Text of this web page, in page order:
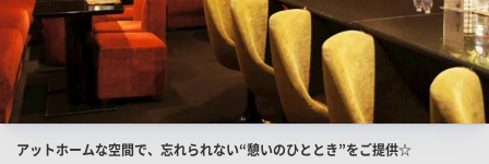
店
アットホームな空間で、忘れられない“憩いのひととき”をご提供☆